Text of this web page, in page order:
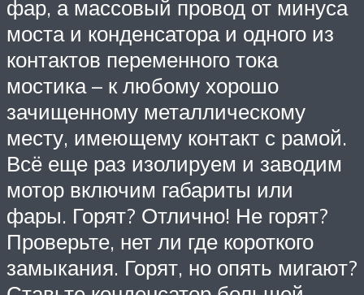
фар, а массовый провод от минуса
моста и конденсатора и одного из
контактов переменного тока
мостика – к любому хорошо
зачищенному металлическому
месту, имеющему контакт с рамой.
Всё еще раз изолируем и заводим
мотор включим габариты или
фары. Горят? Отлично! Не горят?
Проверьте, нет ли где короткого
замыкания. Горят, но опять мигают?